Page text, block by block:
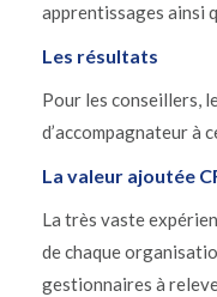
apprentissages ainsi
Les résultats
Pour les conseillers,
d’accompagnateur à
La valeur ajoutée
La très vaste
de chaque
gestionnaires à